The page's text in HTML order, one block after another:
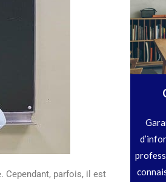
Cependant, parfois, il est